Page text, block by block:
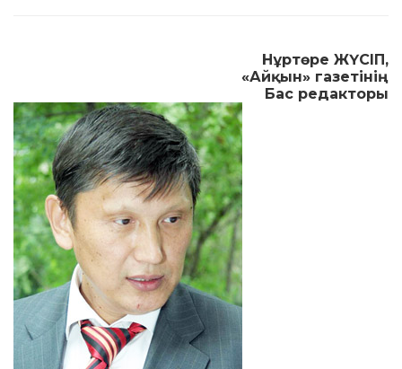
Нұртөре ЖҮСІП,
«Айқын» газетінің
Бас редакторы